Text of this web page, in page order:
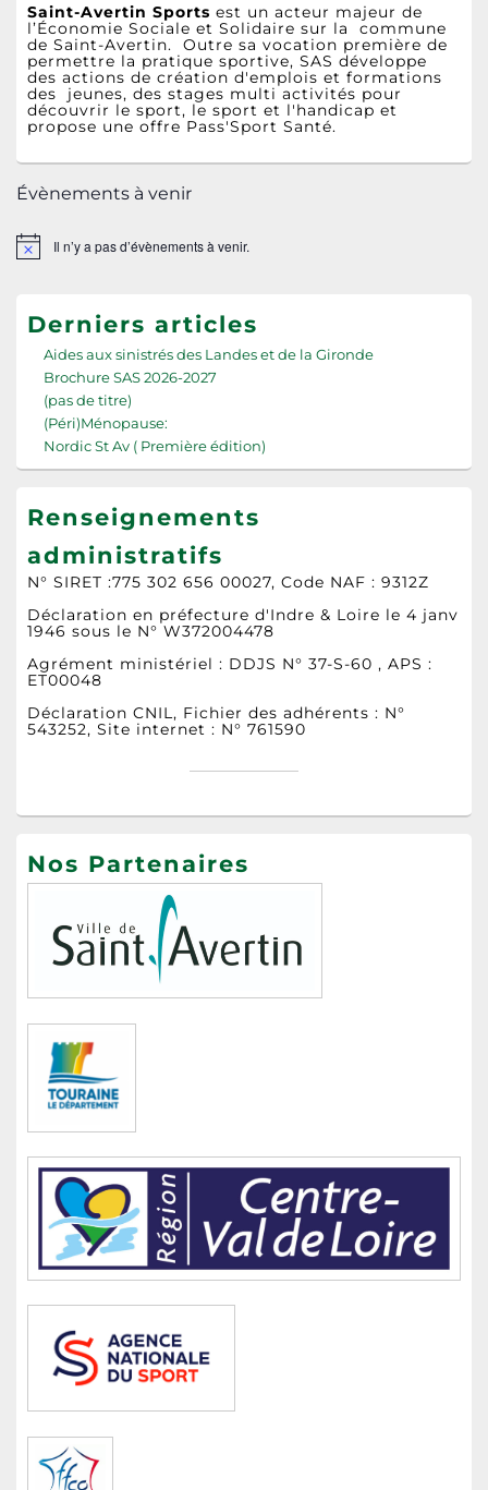
Saint-Avertin Sports est un acteur majeur de
l’Économie Sociale et Solidaire sur la commune
de Saint-Avertin. Outre sa vocation première de
permettre la pratique sportive, SAS développe
des actions de création d'emplois et formations
des jeunes, des stages multi activités pour
découvrir le sport, le sport et l'handicap et
propose une offre Pass'Sport Santé.
Évènements à venir
Notice Il n’y a pas d’évènements à venir.
Derniers articles
Aides aux sinistrés des Landes et de la Gironde
Brochure SAS 2026-2027
(pas de titre)
(Péri)Ménopause:
Nordic St Av ( Première édition)
Renseignements
administratifs
N° SIRET :775 302 656 00027, Code NAF : 9312Z
Déclaration en préfecture d'Indre & Loire le 4 janv
1946 sous le N° W372004478
Agrément ministériel : DDJS N° 37-S-60 , APS :
ET00048
Déclaration CNIL, Fichier des adhérents : N°
543252, Site internet : N° 761590
Nos Partenaires